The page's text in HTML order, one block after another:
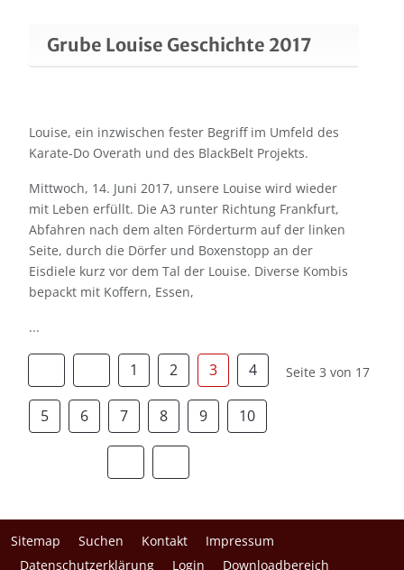
Grube Louise Geschichte 2017
Louise, ein inzwischen fester Begriff im Umfeld des
Karate-Do Overath und des BlackBelt Projekts.
Mittwoch, 14. Juni 2017, unsere Louise wird wieder
mit Leben erfüllt. Die A3 runter Richtung Frankfurt,
Abfahren nach dem alten Förderturm auf der linken
Seite, durch die Dörfer und Boxenstopp an der
Eisdiele kurz vor dem Tal der Louise. Diverse Kombis
bepackt mit Koffern, Essen,
...
Seite 3 von 17
1 2 3 4
5 6 7 8 9 10
Sitemap Suchen Kontakt
Impressum
Datenschutzerklärung
Login Downloadbereich